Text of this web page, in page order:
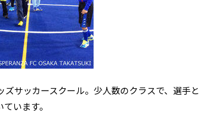
サッカースクール。少人数のクラスで、選手と
います。